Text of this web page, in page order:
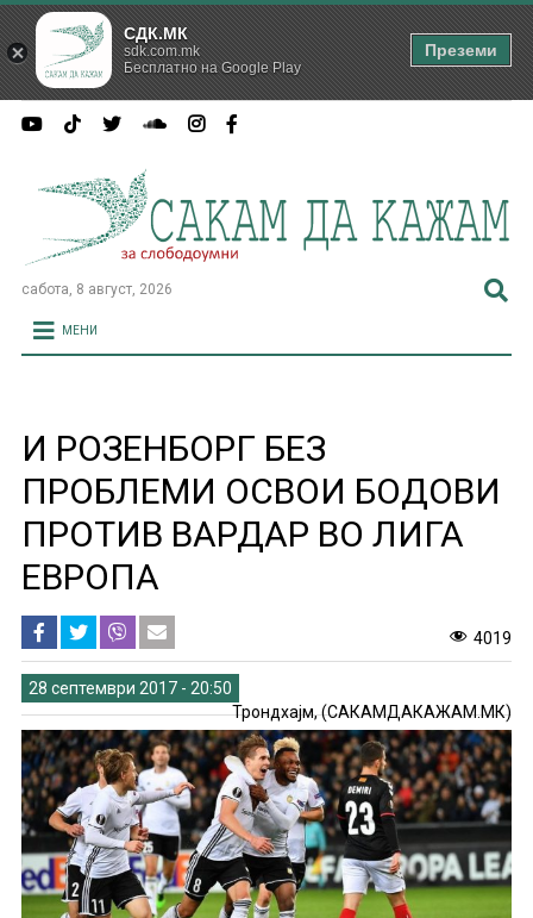
сабота, 8 август, 2026
МЕНИ
И РОЗЕНБОРГ БЕЗ
ПРОБЛЕМИ ОСВОИ БОДОВИ
ПРОТИВ ВАРДАР ВО ЛИГА
ЕВРОПА
4019
28 септември 2017 - 20:50
Трондхајм, (САКАМДАКАЖАМ.МК)
СДК.МК
sdk.com.mk
Бесплатно на Google Play
Преземи